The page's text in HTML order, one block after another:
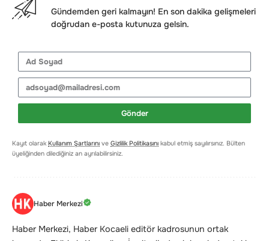
Gündemden geri kalmayın! En son dakika gelişmeleri
doğrudan e-posta kutunuza gelsin.
Gönder
Kayıt olarak Kullanım Şartlarını ve Gizlilik Politikasını kabul etmiş sayılırsınız. Bülten
üyeliğinden dilediğiniz an ayrılabilirsiniz.
Haber Merkezi
Haber Merkezi, Haber Kocaeli editör kadrosunun ortak